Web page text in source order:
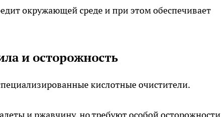
окружающей среде и при этом обеспечивает
и осторожность
кислотные очистители.